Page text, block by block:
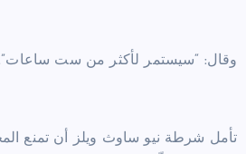
وقال: “سيستمر لأكثر من ست ساعات”.
تأمل شرطة نيو ساوث ويلز أن تمنع